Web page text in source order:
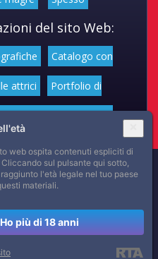
del sito Web:
Catalogo con
attrici Portfolio di
tutti i membri e le
questo sito hanno almeno 18
anni.
Requirements Compliance
di pubblicare foto, video o
le opportune verifiche al fine
web ospita contenuti espliciti di
sul pulsante qui sotto,
l'età legale nel tuo paese
materiali.
Ho più di 18 anni